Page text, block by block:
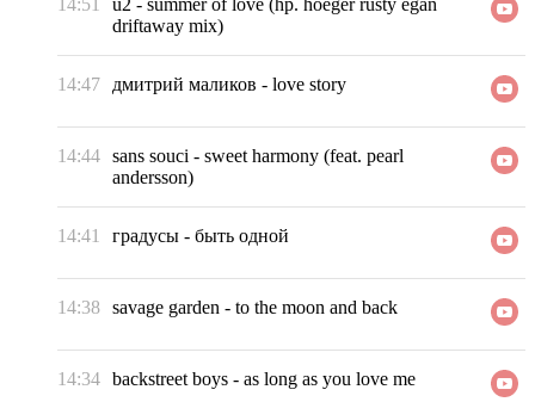
14:51 u2 - summer of love (hp. hoeger rusty egan
driftaway mix)
14:47 дмитрий маликов - love story
14:44 sans souci - sweet harmony (feat. pearl
andersson)
14:41 градусы - быть одной
14:38 savage garden - to the moon and back
14:34 backstreet boys - as long as you love me